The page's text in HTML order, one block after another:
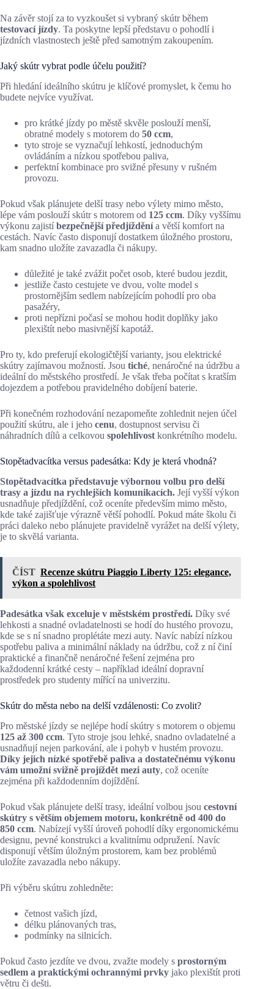
Na závěr stojí za to vyzkoušet si vybraný skútr během
testovací jízdy. Ta poskytne lepší představu o pohodlí i
jízdních vlastnostech ještě před samotným zakoupením.
Jaký skútr vybrat podle účelu použití?
Při hledání ideálního skútru je klíčové promyslet, k čemu ho
budete nejvíce využívat.
pro krátké jízdy po městě skvěle poslouží menší,
obratné modely s motorem do 50 ccm,
tyto stroje se vyznačují lehkostí, jednoduchým
ovládáním a nízkou spotřebou paliva,
perfektní kombinace pro svižné přesuny v rušném
provozu.
Pokud však plánujete delší trasy nebo výlety mimo město,
lépe vám poslouží skútr s motorem od 125 ccm. Díky vyššímu
výkonu zajistí bezpečnější předjížděnía větší komfort na
cestách. Navíc často disponují dostatkem úložného prostoru,
kam snadno uložíte zavazadla či nákupy.
důležité je také zvážit počet osob, které budou jezdit,
jestliže často cestujete ve dvou, volte model s
prostornějším sedlem nabízejícím pohodlí pro oba
pasažéry,
proti nepřízni počasí se mohou hodit doplňky jako
plexištít nebo masivnější kapotáž.
Pro ty, kdo preferují ekologičtější varianty, jsou elektrické
skútry zajímavou možností. Jsou tiché, nenáročné na údržbu a
ideální do městského prostředí. Je však třeba počítat s kratším
dojezdem a potřebou pravidelného dobíjení baterie.
Při konečném rozhodování nezapomeňte zohlednit nejen účel
použití skútru, ale i jeho cenu, dostupnost servisu či
náhradních dílů a celkovou spolehlivost konkrétního modelu.
Stopětadvacítka versus padesátka: Kdy je která vhodná?
Stopětadvacítka představuje výbornou volbu pro delší
trasy a jízdu na rychlejších komunikacích. Její vyšší výkon
usnadňuje předjíždění, což oceníte především mimo město,
kde také zajišťuje výrazně větší pohodlí. Pokud máte školu či
práci daleko nebo plánujete pravidelně vyrážet na delší výlety,
je to skvělá varianta.
ČÍST Recenze skútru Piaggio Liberty 125: elegance,
výkon a spolehlivost
Padesátka však exceluje v městském prostředí. Díky své
lehkosti a snadné ovladatelnosti se hodí do hustého provozu,
kde se s ní snadno proplétáte mezi auty. Navíc nabízí nízkou
spotřebu paliva a minimální náklady na údržbu, což z ní činí
praktické a finančně nenáročné řešení zejména pro
každodenní krátké cesty – například ideální dopravní
prostředek pro studenty mířící na univerzitu.
Skútr do města nebo na delší vzdálenosti: Co zvolit?
Pro městské jízdy se nejlépe hodí skútry s motorem o objemu
125 až 300 ccm. Tyto stroje jsou lehké, snadno ovladatelné a
usnadňují nejen parkování, ale i pohyb v hustém provozu.
Díky jejich nízké spotřebě paliva a dostatečnému výkonu
vám umožní svižně projíždět mezi auty, což oceníte
zejména při každodenním dojíždění.
Pokud však plánujete delší trasy, ideální volbou jsou cestovní
skútry s větším objemem motoru, konkrétně od 400 do
850 ccm. Nabízejí vyšší úroveň pohodlí díky ergonomickému
designu, pevné konstrukci a kvalitnímu odpružení. Navíc
disponují větším úložným prostorem, kam bez problémů
uložíte zavazadla nebo nákupy.
Při výběru skútru zohledněte:
četnost vašich jízd,
délku plánovaných tras,
podmínky na silnicích.
Pokud často jezdíte ve dvou, zvažte modely s prostorným
sedlem a praktickými ochrannými prvky jako plexištít proti
větru či dešti.